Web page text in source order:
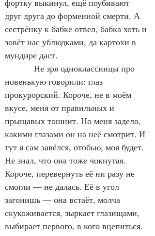
фортку выкинул, ещё поубивают
друг друга до форменной смерти. А
сестрёнку к бабке отвел, бабка хоть и
зовёт нас ублюдками, да картохи в
мундире даст.
новенькую говорили: глаз
прокурорский. Короче, не в моём
вкусе, меня от правильных и
прыщавых тошнит. Но меня задело,
какими глазами он на неё смотрит. И
тут я сам завёлся, отобью, моя будет.
Не знал, что она тоже чокнутая.
Короче, перевернуть её ни разу не
смогли — не далась. Её в угол
загонишь — она встаёт, молча
скукоживается, зыркает глазищами,
выбирает первого, в кого вцепиться.